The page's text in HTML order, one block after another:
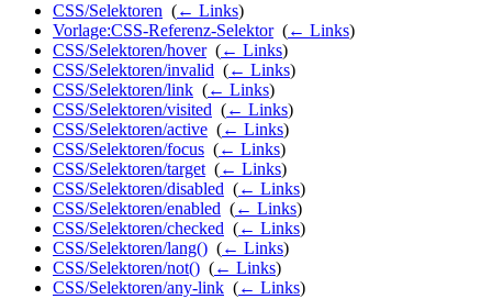
CSS/Selektoren (← Links)
Vorlage:CSS-Referenz-Selektor‎ (← Links)
CSS/Selektoren/hover‎ (← Links)
CSS/Selektoren/invalid (← Links)
CSS/Selektoren/link (← Links)
CSS/Selektoren/visited (← Links)
CSS/Selektoren/active (← Links)
CSS/Selektoren/focus (← Links)
CSS/Selektoren/target (← Links)
CSS/Selektoren/disabled (← Links)
CSS/Selektoren/enabled (← Links)
CSS/Selektoren/checked (← Links)
CSS/Selektoren/lang() (← Links)
CSS/Selektoren/not() (← Links)
CSS/Selektoren/any-link (← Links)